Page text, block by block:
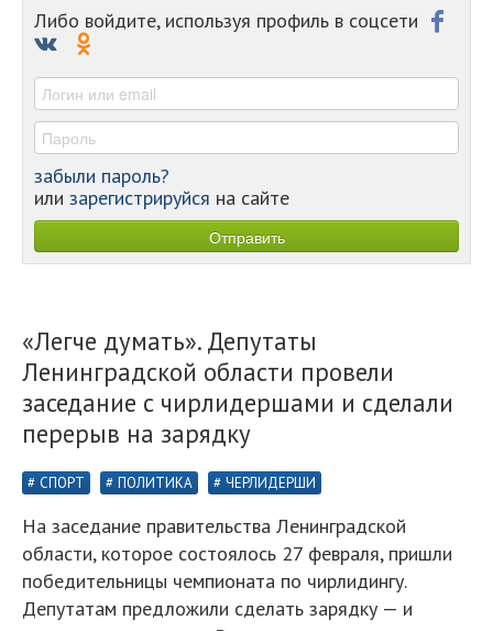
-
Либо войдите, используя профиль в соцсети
забыли пароль?
или зарегистрируйся на сайте
«Легче думать». Депутаты
Ленинградской области провели
заседание с чирлидершами и сделали
перерыв на зарядку
СПОРТ ПОЛИТИКА ЧЕРЛИДЕРШИ
На заседание правительства Ленинградской
области, которое состоялось 27 февраля, пришли
победительницы чемпионата по чирлидингу.
Депутатам предложили сделать зарядку — и